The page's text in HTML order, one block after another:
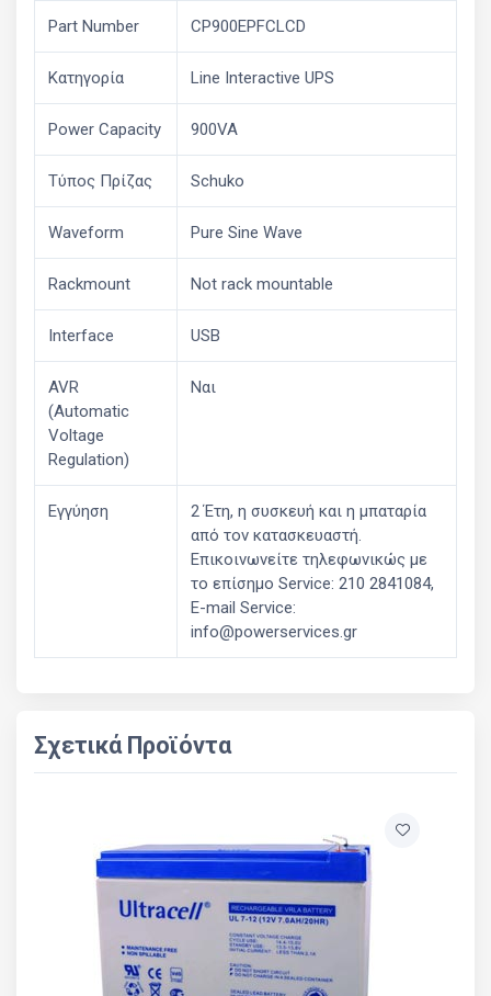
Part Number CP900EPFCLCD
Κατηγορία Line Interactive UPS
Power Capacity 900VA
Τύπος Πρίζας Schuko
Waveform Pure Sine Wave
Rackmount Not rack mountable
Interface USB
AVR
(Automatic
Voltage
Regulation)
Ναι
Εγγύηση
2 Έτη, η συσκευή και η μπαταρία
από τον κατασκευαστή.
Επικοινωνείτε τηλεφωνικώς με
το επίσημο Service: 210 2841084,
E-mail Service:
info@powerservices.gr
Σχετικά Προϊόντα